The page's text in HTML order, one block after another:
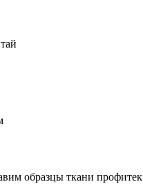
образцы ткани профитек